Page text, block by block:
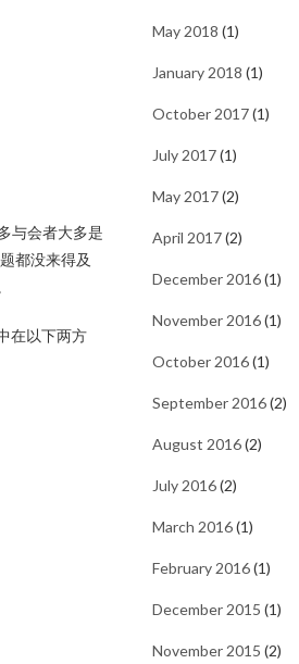
与会者大多是
都没来得及
在以下两方
May 2018 (1)
January 2018 (1)
October 2017(1)
July 2017(1)
May 2017(2)
April 2017(2)
December 2016(1)
November 2016(1)
October 2016(1)
September 2016(2)
August 2016(2)
July 2016(2)
March 2016(1)
February 2016(1)
December 2015 (1)
November 2015 (2)